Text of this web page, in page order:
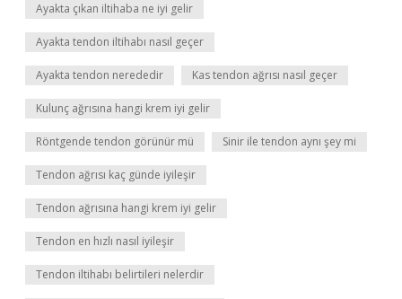
Ayakta çıkan iltihaba ne iyi gelir
Ayakta tendon iltihabı nasıl geçer
Ayakta tendon nerededir Kas tendon ağrısı nasıl geçer
Kulunç ağrısına hangi krem iyi gelir
Röntgende tendon görünür mü Sinir ile tendon aynı şey mi
Tendon ağrısı kaç günde iyileşir
Tendon ağrısına hangi krem iyi gelir
Tendon en hızlı nasıl iyileşir
Tendon iltihabı belirtileri nelerdir